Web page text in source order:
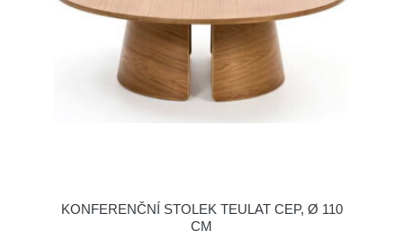
KONFERENČNÍ STOLEK TEULAT CEP, Ø 110
CM